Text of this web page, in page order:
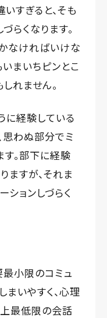
すぎると、そも
らくなります。
なければいけな
まいちピンとこ
れません。
に経験している
思わぬ部分でミ
す。部下に経験
ますが、それま
ョンしづらく
最小限のコミュ
いやすく、心理
最低限の会話